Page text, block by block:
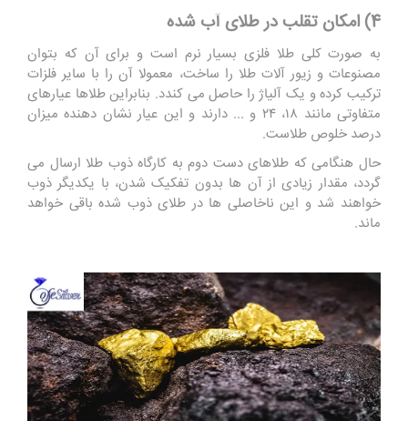
4) امکان تقلب در طلای آب شده
به صورت کلی طلا فلزی بسیار نرم است و برای آن که بتوان
مصنوعات و زیور آلات طلا را ساخت، معمولا آن را با سایر فلزات
ترکیب کرده و یک آلیاژ را حاصل می کندد. بنابراین طلاها عیارهای
متفاوتی مانند ۱۸، ۲۴ و ... دارند و این عیار نشان دهنده میزان
درصد خلوص طلاست.
حال هنگامی که طلاهای دست دوم به کارگاه ذوب طلا ارسال می
گردد، مقدار زیادی از آن ها بدون تفکیک شدن، با یکدیگر ذوب
خواهند شد و این ناخاصلی ها در طلای ذوب شده باقی خواهد
ماند.